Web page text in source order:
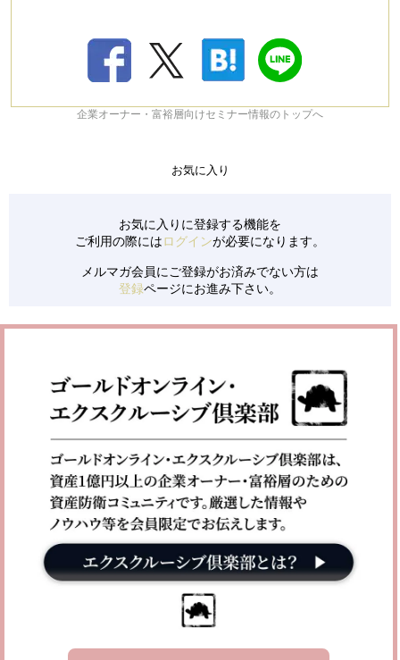
企業オーナー・富裕層向けセミナー情報のトップへ
お気に入り
お気に入りに登録する機能を
ご利用の際にはログインが必要になります。
メルマガ会員にご登録がお済みでない方は
登録ページにお進み下さい。